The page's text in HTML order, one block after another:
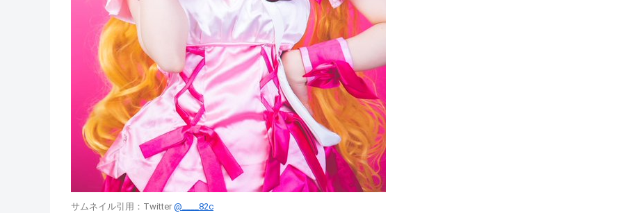
サムネイル引用：Twitter @____82c